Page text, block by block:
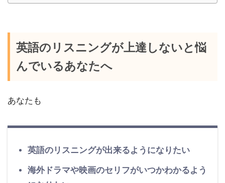
英語のリスニングが上達しないと悩
んでいるあなたへ
あなたも
英語のリスニングが出来るようになりたい
海外ドラマや映画のセリフがいつかわかるよう